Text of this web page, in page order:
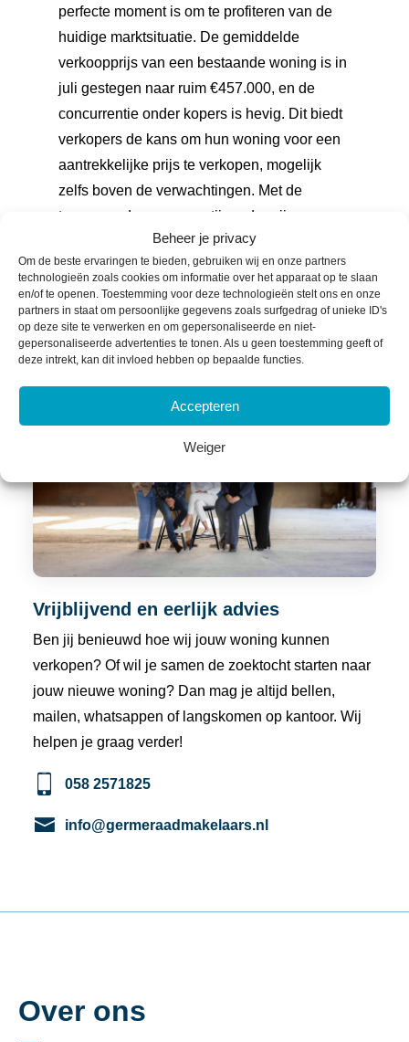
Beheer je privacy
Om de beste ervaringen te bieden, gebruiken wij en onze partners
technologieën zoals cookies om informatie over het apparaat op te slaan
en/of te openen. Toestemming voor deze technologieën stelt ons en onze
partners in staat om persoonlijke gegevens zoals surfgedrag of unieke ID's
op deze site te verwerken en om gepersonaliseerde en niet-
gepersonaliseerde advertenties te tonen. Als u geen toestemming geeft of
deze intrekt, kan dit invloed hebben op bepaalde functies.
Accepteren
Weiger
perfecte moment is om te profiteren van de
huidige marktsituatie. De gemiddelde
verkoopprijs van een bestaande woning is in
juli gestegen naar ruim €457.000, en de
concurrentie onder kopers is hevig. Dit biedt
verkopers de kans om hun woning voor een
aantrekkelijke prijs te verkopen, mogelijk
zelfs boven de verwachtingen. Met de
toenemende vraag en stijgende prijzen
kunnen verkopers optimaal profiteren van
deze gunstige marktomstandigheden en hun
woning voor de beste prijs verkopen.
Vrijblijvend en eerlijk advies
Ben jij benieuwd hoe wij jouw woning kunnen
verkopen? Of wil je samen de zoektocht starten naar
jouw nieuwe woning? Dan mag je altijd bellen,
mailen, whatsappen of langskomen op kantoor. Wij
helpen je graag verder!
058 2571825
info@germeraadmakelaars.nl
Over ons